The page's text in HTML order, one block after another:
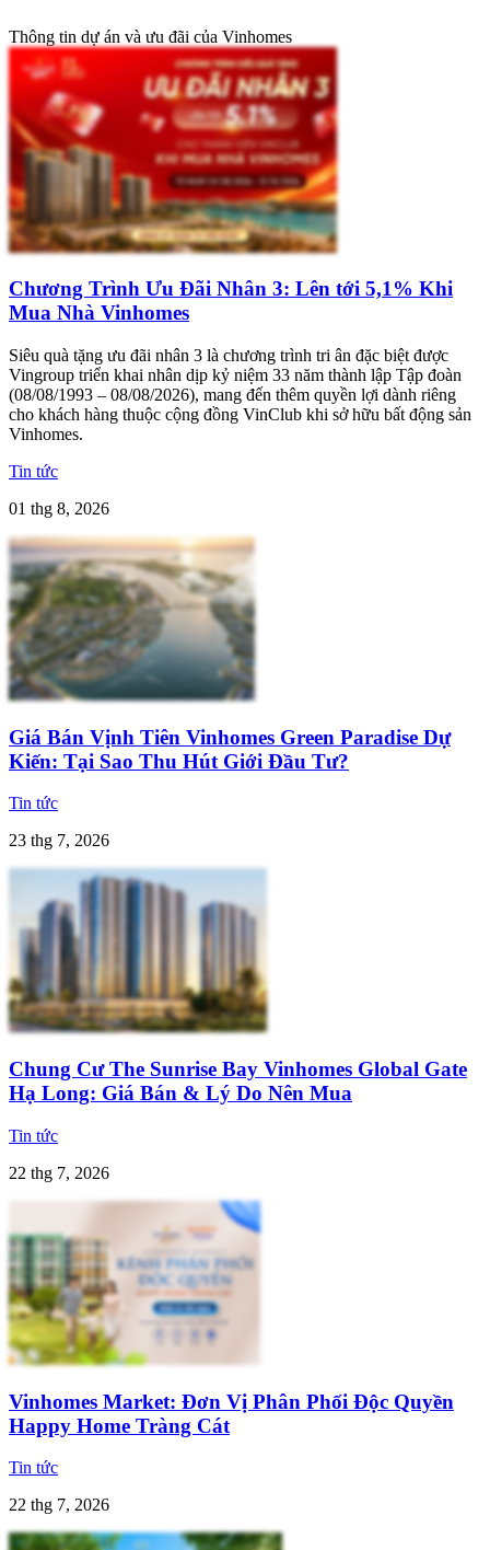
Thông tin dự án và ưu đãi của Vinhomes
Chương Trình Ưu Đãi Nhân 3: Lên tới 5,1% Khi
Mua Nhà Vinhomes
Siêu quà tặng ưu đãi nhân 3 là chương trình tri ân đặc biệt được
Vingroup triển khai nhân dịp kỷ niệm 33 năm thành lập Tập đoàn
(08/08/1993 – 08/08/2026), mang đến thêm quyền lợi dành riêng
cho khách hàng thuộc cộng đồng VinClub khi sở hữu bất động sản
Vinhomes.
Tin tức
01 thg 8, 2026
Giá Bán Vịnh Tiên Vinhomes Green Paradise Dự
Kiến: Tại Sao Thu Hút Giới Đầu Tư?
Tin tức
23 thg 7, 2026
Chung Cư The Sunrise Bay Vinhomes Global Gate
Hạ Long: Giá Bán & Lý Do Nên Mua
Tin tức
22 thg 7, 2026
Vinhomes Market: Đơn Vị Phân Phối Độc Quyền
Happy Home Tràng Cát
Tin tức
22 thg 7, 2026